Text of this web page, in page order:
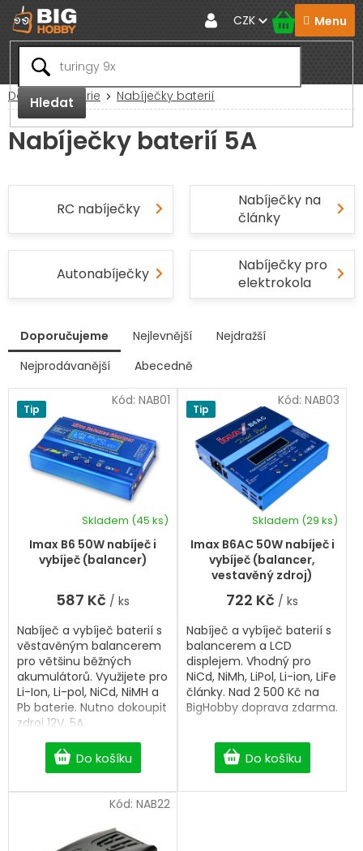
Přejít
na
obsah
Hledat
CZK
Domů Baterie Nabíječky baterií
Nabíječky baterií 5A
RC nabíječky
Nabíječky na
články
Autonabíječky
Nabíječky pro
elektrokola
a
Doporučujeme Nejlevnější
Nejdražší
Nejprodávanější
Abecedně
ý
i
p Tip
Imax B6 50W nabíječ i
vybíječ (balancer)
Skladem (45 ks)
587 Kč / ks
Do košíku
Nabíječ a vybíječ baterií s
věstavěným balancerem
pro většinu běžných
akumulátorů. Využijete pro
Li-Ion, Li-pol, NiCd, NiMH a
Pb baterie. Nutno dokoupit
zdroj 12V, 5A.
Kód: NAB01
Tip
Imax B6AC 50W nabíječ i
vybíječ (balancer,
vestavěný zdroj)
hodnocení
produktu
hvězdiček.
Skladem (29 ks)
722 Kč / ks
Do košíku
Nabíječ a vybíječ baterií s
balancerem a LCD
displejem. Vhodný pro
NiCd, NiMh, LiPol, Li-ion, LiFe
články. Nad 2 500 Kč na
BigHobby doprava zdarma.
Kód: NAB03
Kód: NAB22